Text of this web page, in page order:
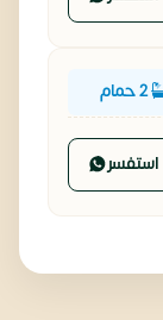
2 حمام
استفسر